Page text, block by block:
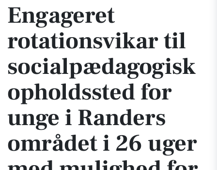
Engageret
rotationsvikar til
socialpædagogisk
opholdssted for
unge i Randers
området i 26 uger